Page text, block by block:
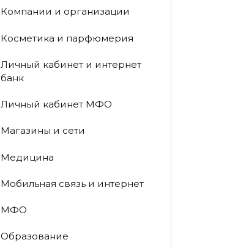
Компании и организации
Косметика и парфюмерия
Личный кабинет и интернет
банк
Личный кабинет МФО
Магазины и сети
Медицина
Мобильная связь и интернет
МФО
Образование